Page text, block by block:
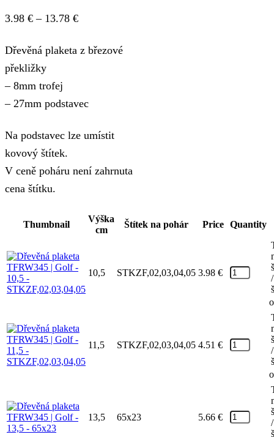
3.98 € – 13.78 €Price
3.98 €
Dřevěná plaketa z březové
překližky
– 8mm trofej
– 27mm podstavec
Na podstavec lze umístit
kovový štítek.
V ceně poháru není zahrnuta
cena štítku.
Thumbnail
Výška
cm
Štítek na pohár Price Quantity
10,5 STKZF,02,03,04,05 3.98 €
/
11,5 STKZF,02,03,04,05 4.51 €
/
13,5 65x23 5.66 €
/